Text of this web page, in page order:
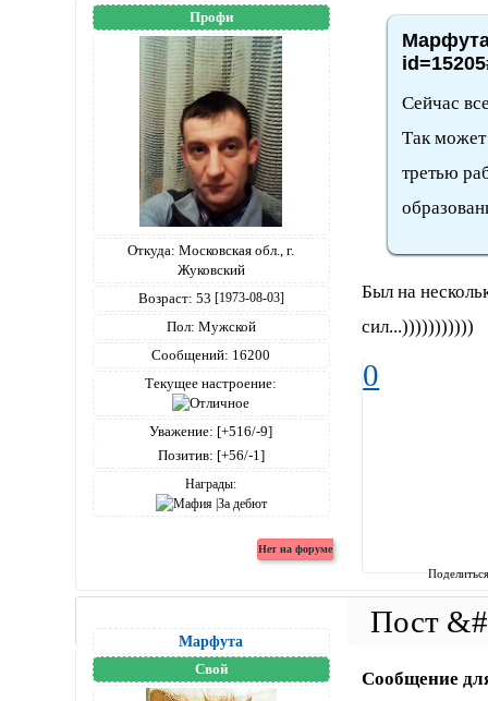
Профи
Откуда: Московская обл., г.
Жуковский
Возраст: 53 [1973-08-03]
Пол: Мужской
Сообщений: 16200
Текущее настроение:
Уважение: [+516/-9]
Позитив: [+56/-1]
Награды:
Сейчас
Так может
третью
Был на
сил...)))))))))))
0
Марфута
Свой
Сообщение